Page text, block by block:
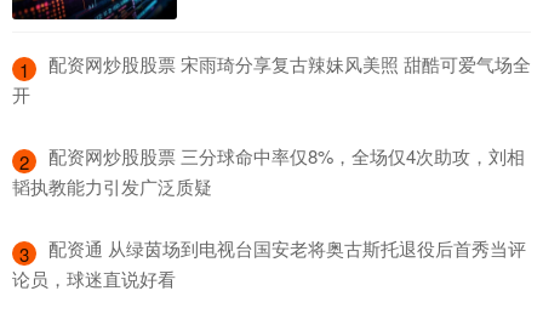
1
​配资网炒股股票 宋雨琦分享复古辣妹风美照 甜酷可爱气场全
开
2
​配资网炒股股票 三分球命中率仅8%，全场仅4次助攻，刘相
韬执教能力引发广泛质疑
3
​配资通 从绿茵场到电视台国安老将奥古斯托退役后首秀当评
论员，球迷直说好看